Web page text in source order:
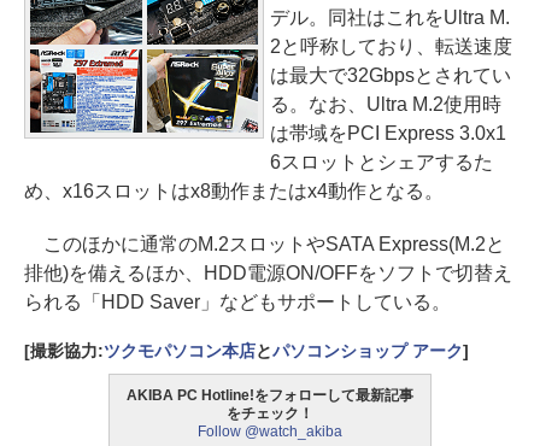
デル。同社はこれをUltra M.
2と呼称しており、転送速度
は最大で32Gbpsとされてい
る。なお、Ultra M.2使用時
は帯域をPCI Express 3.0x1
6スロットとシェアするた
め、x16スロットはx8動作またはx4動作となる。
このほかに通常のM.2スロットやSATA Express(M.2と
排他)を備えるほか、HDD電源ON/OFFをソフトで切替え
られる「HDD Saver」などもサポートしている。
[撮影協力:ツクモパソコン本店とパソコンショップ アーク]
AKIBA PC Hotline!をフォローして最新記事
をチェック！
Follow @watch_akiba